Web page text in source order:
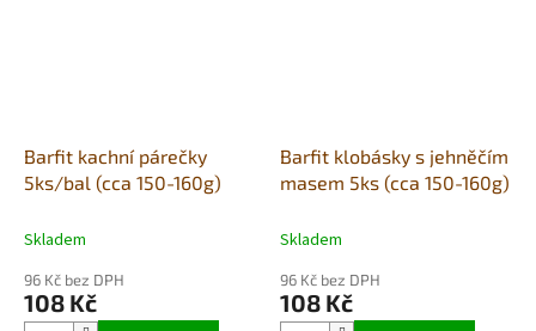
Barfit kachní párečky
5ks/bal (cca 150-160g)
Skladem
96 Kč bez DPH
108 Kč
Barfit klobásky s jehněčím
masem 5ks (cca 150-160g)
Skladem
96 Kč bez DPH
108 Kč